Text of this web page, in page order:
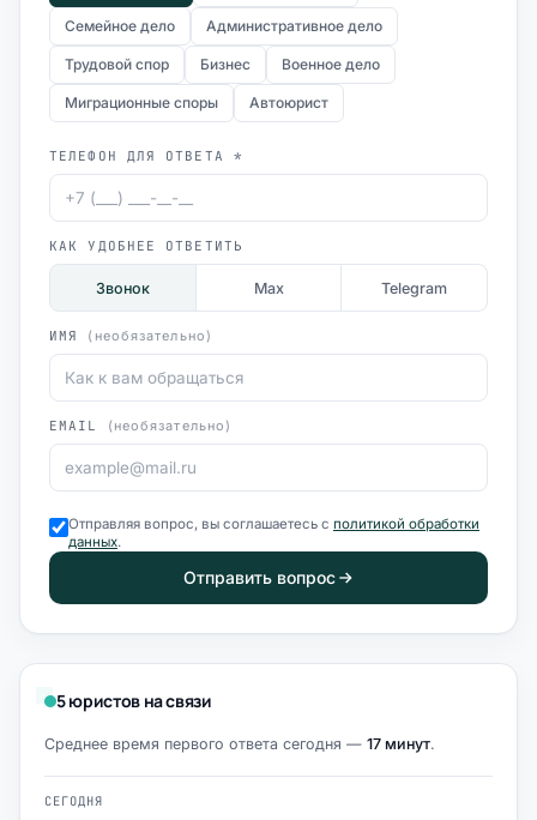
Семейное дело Административное дело
Трудовой спор Бизнес Военное дело
Миграционные споры Автоюрист
ТЕЛЕФОН ДЛЯ ОТВЕТА *
КАК УДОБНЕЕ ОТВЕТИТЬ
Звонок Max Telegram
ИМЯ (необязательно)
EMAIL (необязательно)
Отправляя вопрос, вы соглашаетесь с политикой обработки
данных.
Отправить вопрос
5 юристов на связи
Среднее время первого ответа сегодня — 17 минут.
СЕГОДНЯ